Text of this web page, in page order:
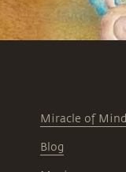
Miracle of Mind
Blog